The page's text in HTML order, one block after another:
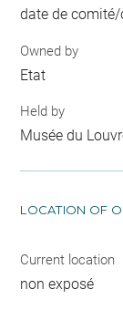
date de
Owned by
Etat
Held by
Musée du
LOCATION OF
Current location
non exposé